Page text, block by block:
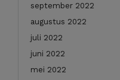
september 2022
augustus 2022
juli 2022
juni 2022
mei 2022